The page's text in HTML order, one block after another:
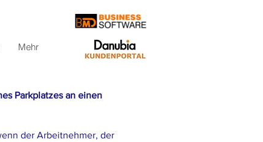
Mehr
Parkplatzes an einen
der Arbeitnehmer, der